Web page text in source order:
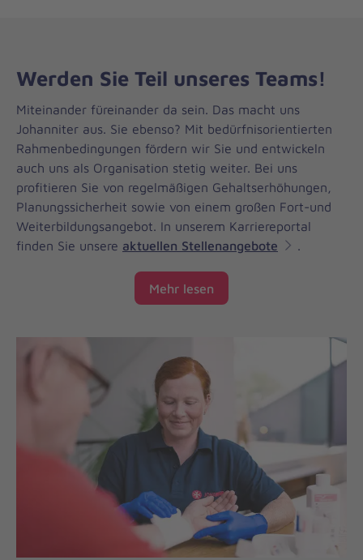
Werden Sie Teil unseres Teams!
Miteinander füreinander da sein. Das macht uns
Johanniter aus. Sie ebenso? Mit bedürfnisorientierten
Rahmenbedingungen fördern wir Sie und entwickeln
auch uns als Organisation stetig weiter. Bei uns
profitieren Sie von regelmäßigen Gehaltserhöhungen,
Planungssicherheit sowie von einem großen Fort-und
Weiterbildungsangebot. In unserem Karriereportal
finden Sie unsere aktuellen Stellenangebote .
Mehr lesen